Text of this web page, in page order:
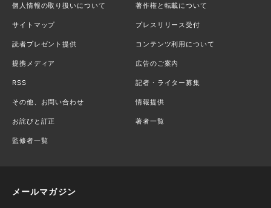
個人情報の取り扱いについて 著作権と転載について
サイトマップ プレスリリース受付
読者プレゼント提供 コンテンツ利用について
提携メディア 広告のご案内
RSS 記者・ライター募集
その他、お問い合わせ 情報提供
お詫びと訂正 著者一覧
監修者一覧
メールマガジン